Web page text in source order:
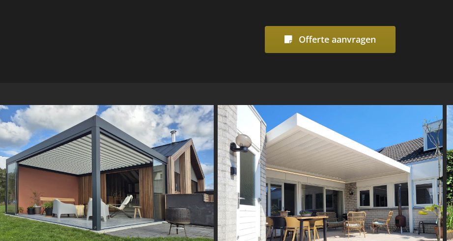
Offerte aanvragen